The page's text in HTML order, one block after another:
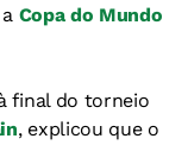
Copa do Mundo
final do torneio
, explicou que o